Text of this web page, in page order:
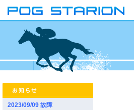
2023/09/09 故障